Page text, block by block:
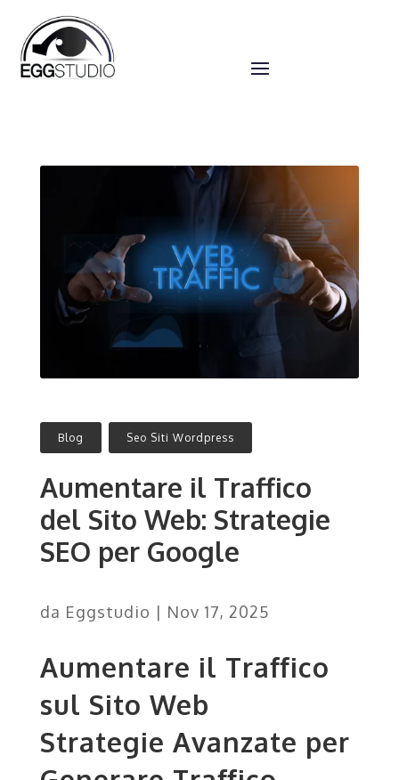
Blog Seo Siti Wordpress
Aumentare il Traffico
del Sito Web: Strategie
SEO per Google
da Eggstudio | Nov 17, 2025
Aumentare il Traffico
sul Sito Web
Strategie Avanzate per